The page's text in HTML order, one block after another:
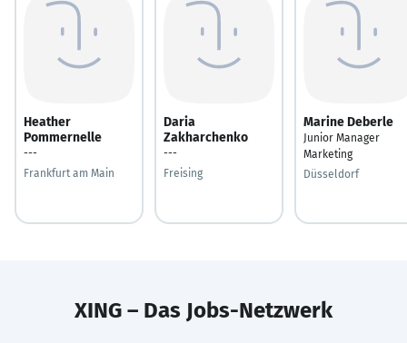
Heather
Pommernelle
---
Frankfurt am Main
Daria
Zakharchenko
---
Freising
Marine Deberle
Junior Manager
Marketing
Düsseldorf
XING – Das Jobs-Netzwerk